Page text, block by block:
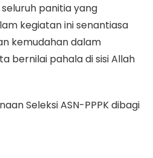
panitia yang
kegiatan ini senantiasa
kemudahan dalam
bernilai pahala di sisi Allah
Seleksi ASN-PPPK dibagi